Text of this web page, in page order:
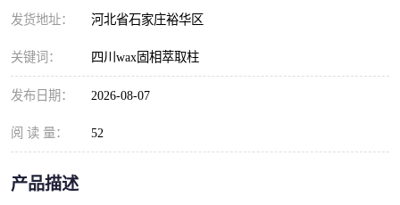
发货地址： 河北省石家庄裕华区
关键词： 四川wax固相萃取柱
发布日期： 2026-08-07
阅 读 量： 52
产品描述